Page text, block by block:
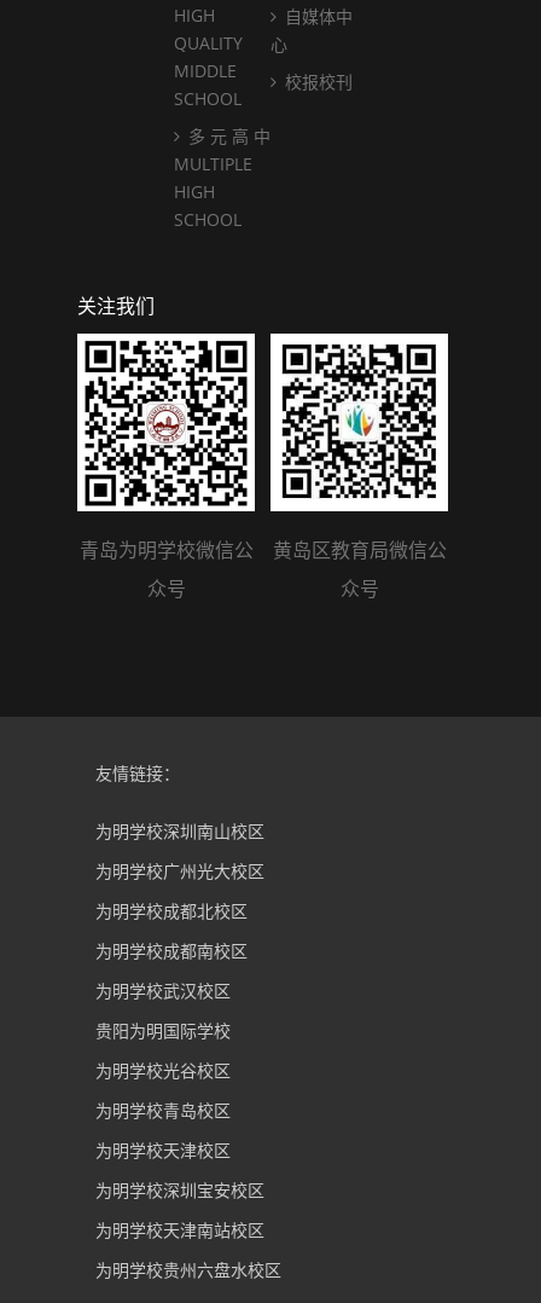
HIGH
QUALITY
MIDDLE
SCHOOL
多 元 高 中
MULTIPLE
HIGH
SCHOOL
自媒体中
心
校报校刊
关注我们
青岛为明学校微信公
众号
黄岛区教育局微信公
众号
友情链接：
为明学校深圳南山校区
为明学校广州光大校区
为明学校成都北校区
为明学校成都南校区
为明学校武汉校区
贵阳为明国际学校
为明学校光谷校区
为明学校青岛校区
为明学校天津校区
为明学校深圳宝安校区
为明学校天津南站校区
为明学校贵州六盘水校区